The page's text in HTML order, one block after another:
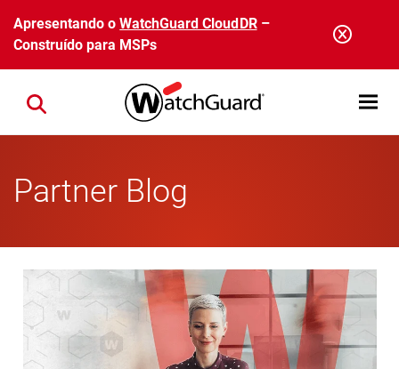
Pular para o conteúdo principal
Apresentando oWatchGuard CloudDR–
Construído para MSPs
Open
Close search
Partner Blog